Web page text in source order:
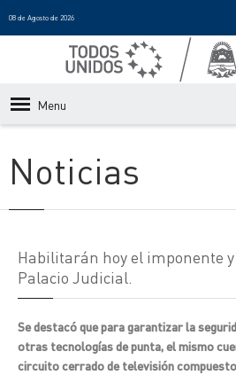
08 de Agosto de 2026
Menu
Noticias
Habilitarán hoy el imponente
Palacio Judicial.
Se destacó que para garantizar la
otras tecnologías de punta, el mismo
circuito cerrado de televisión